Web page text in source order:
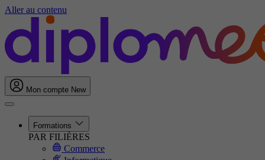
Aller au contenu
Mon compte New
Formations
PAR FILIÈRES
Commerce